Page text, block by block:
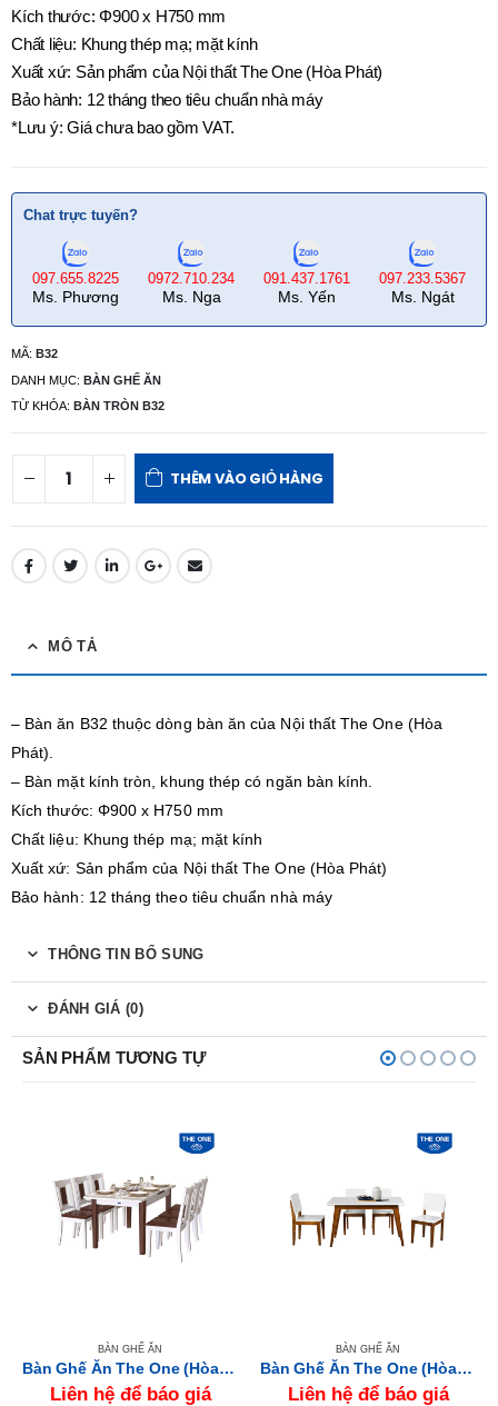
Kích thước: Φ900 x H750 mm
Chất liệu: Khung thép mạ; mặt kính
Xuất xứ: Sản phẩm của Nội thất The One (Hòa Phát)
Bảo hành: 12 tháng theo tiêu chuẩn nhà máy
*Lưu ý: Giá chưa bao gồm VAT.
Chat trực tuyến?
097.655.8225
Ms. Phương
0972.710.234
Ms. Nga
091.437.1761
Ms. Yến
097.233.5367
Ms. Ngát
MÃ: B32
DANH MỤC: BÀN GHẾ ĂN
TỪ KHÓA: BÀN TRÒN B32
THÊM VÀO GIỎ HÀNG
MÔ TẢ
– Bàn ăn B32 thuộc dòng bàn ăn của Nội thất The One (Hòa
Phát).
– Bàn mặt kính tròn, khung thép có ngăn bàn kính.
Kích thước: Φ900 x H750 mm
Chất liệu: Khung thép mạ; mặt kính
Xuất xứ: Sản phẩm của Nội thất The One (Hòa Phát)
Bảo hành: 12 tháng theo tiêu chuẩn nhà máy
THÔNG TIN BỔ SUNG
ĐÁNH GIÁ (0)
SẢN PHẨM TƯƠNG TỰ
BÀN GHẾ ĂN
Bàn Ghế Ăn The One (Hòa Phát) HGB71BK10-HGG71
Liên hệ để báo giá
BÀN GHẾ ĂN
Bàn Ghế Ăn The One (Hòa Phát) HGB63A-HGG63
Liên hệ để báo giá